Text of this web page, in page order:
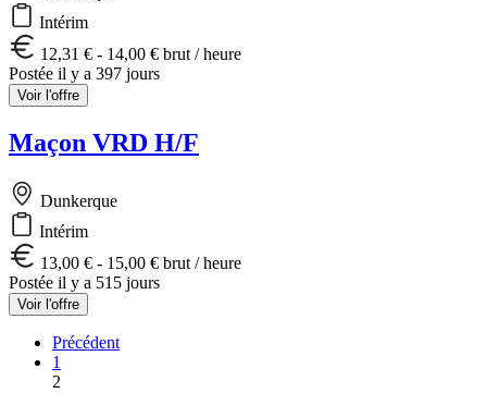
Intérim
12,31 € - 14,00 € brut / heure
Postée il y a 397 jours
Voir l'offre
Maçon VRD H/F
Dunkerque
Intérim
13,00 € - 15,00 € brut / heure
Postée il y a 515 jours
Voir l'offre
Précédent
1
2